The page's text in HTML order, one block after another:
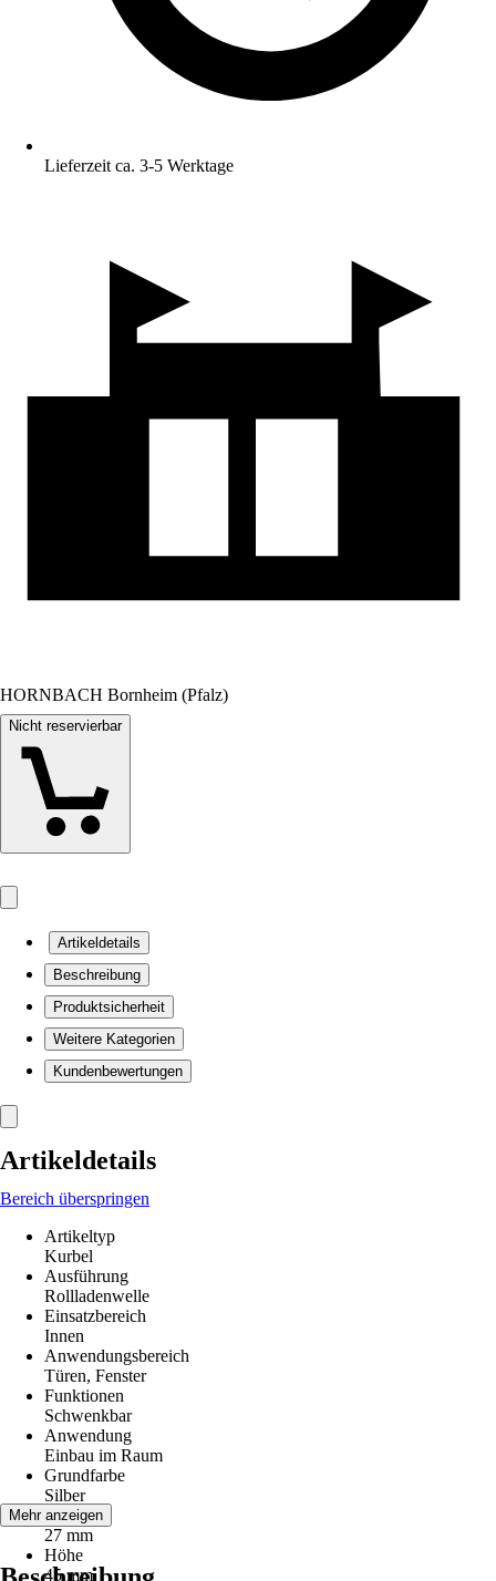
Lieferzeit ca. 3-5 Werktage
HORNBACH Bornheim (Pfalz)
Nicht reservierbar
Artikeldetails
Beschreibung
Produktsicherheit
Weitere Kategorien
Kundenbewertungen
Artikeldetails
Bereich überspringen
Artikeltyp
Kurbel
Ausführung
Rollladenwelle
Einsatzbereich
Innen
Anwendungsbereich
Türen, Fenster
Funktionen
Schwenkbar
Anwendung
Einbau im Raum
Grundfarbe
Silber
Breite
27 mm
Höhe
45 mm
Mehr anzeigen